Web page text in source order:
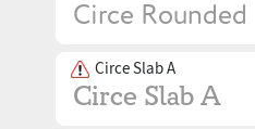
Circe Slab A